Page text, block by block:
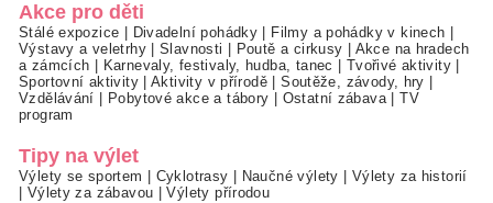
Akce pro děti
Stálé expozice Divadelní pohádky Filmy a pohádky v kinech
Výstavy a veletrhy|Slavnosti Poutě a cirkusy
Akce na hradech
a zámcích
Karnevaly, festivaly, hudba, tanec Tvořivé aktivity
Sportovní aktivity|Aktivity v přírodě |Soutěže, závody, hry
Vzdělávání
Pobytové akce a tábory Ostatní zábava|TV
program
Tipy na výlet
Výlety se sportem Cyklotrasy Naučné výlety
Výlety za historií
Výlety za zábavou |Výlety přírodou